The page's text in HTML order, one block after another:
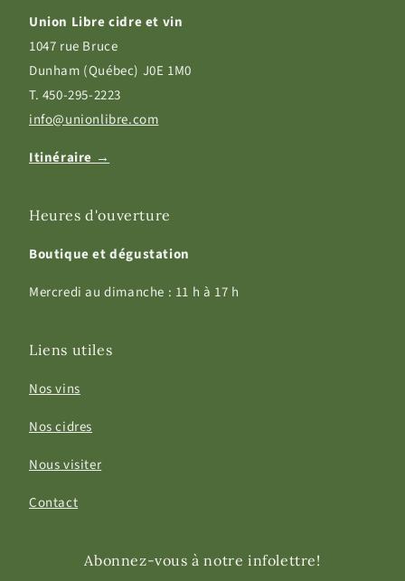
Union Libre cidre et vin
1047 rue Bruce
Dunham (Québec) J0E 1M0
T. 450-295-2223
info@unionlibre.com
Itinéraire →
Heures d'ouverture
Boutique et dégustation
Mercredi au dimanche : 11 h à 17 h
Liens utiles
Nos vins
Nos cidres
Nous visiter
Contact
Abonnez-vous à notre infolettre!